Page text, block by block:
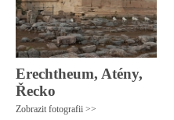
Erechtheum, Atény,
Řecko
Zobrazit fotografii >>